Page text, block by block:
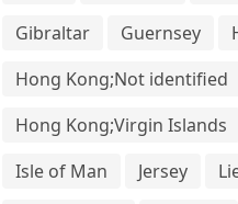
Gibraltar
Guernsey
Hong Kong;Not identified
Hong Kong;Virgin Islands
Isle of Man
Jersey